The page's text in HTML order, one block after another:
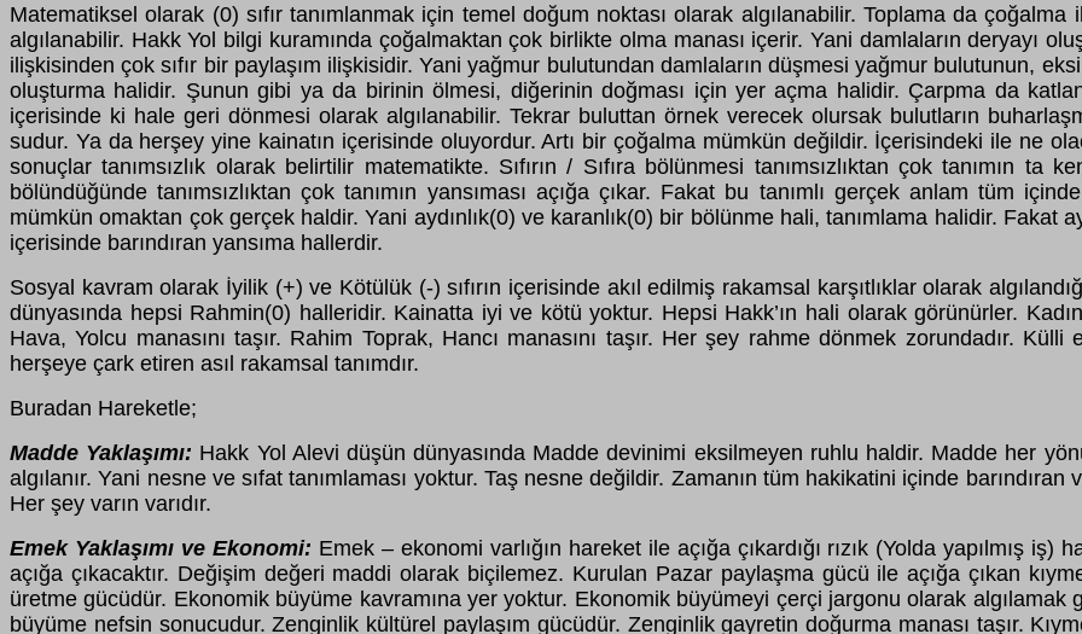
Matematiksel olarak (0) sıfır tanımlanmak için temel doğum noktası olarak algılanabilir. Toplama da
algılanabilir. Hakk Yol bilgi kuramında çoğalmaktan çok birlikte olma manası içerir. Yani damlaların deryayı
ilişkisinden çok sıfır bir paylaşım ilişkisidir. Yani yağmur bulutundan damlaların düşmesi yağmur bulutunun,
oluşturma halidir. Şunun gibi ya da birinin ölmesi, diğerinin doğması için yer açma halidir. Çarpma da
içerisinde ki hale geri dönmesi olarak algılanabilir. Tekrar buluttan örnek verecek olursak bulutların
sudur. Ya da herşey yine kainatın içerisinde oluyordur. Artı bir çoğalma mümkün değildir. İçerisindeki ile ne
sonuçlar tanımsızlık olarak belirtilir matematikte. Sıfırın / Sıfıra bölünmesi tanımsızlıktan çok tanımın ta
bölündüğünde tanımsızlıktan çok tanımın yansıması açığa çıkar. Fakat bu tanımlı gerçek anlam tüm
mümkün omaktan çok gerçek haldir. Yani aydınlık(0) ve karanlık(0) bir bölünme hali, tanımlama halidir. Fakat
içerisinde barındıran yansıma hallerdir.
Sosyal kavram olarak İyilik (+) ve Kötülük (-) sıfırın içerisinde akıl edilmiş rakamsal karşıtlıklar olarak
dünyasında hepsi Rahmin(0) halleridir. Kainatta iyi ve kötü yoktur. Hepsi Hakk’ın hali olarak görünürler.
Hava, Yolcu manasını taşır. Rahim Toprak, Hancı manasını taşır. Her şey rahme dönmek zorundadır.
herşeye çark etiren asıl rakamsal tanımdır.
Buradan Hareketle;
Madde Yaklaşımı: Hakk Yol Alevi düşün dünyasında Madde devinimi eksilmeyen ruhlu haldir. Madde her
algılanır. Yani nesne ve sıfat tanımlaması yoktur. Taş nesne değildir. Zamanın tüm hakikatini içinde
Her şey varın varıdır.
Emek Yaklaşımı ve Ekonomi: Emek – ekonomi varlığın hareket ile açığa çıkardığı rızık (Yolda yapılmış
açığa çıkacaktır. Değişim değeri maddi olarak biçilemez. Kurulan Pazar paylaşma gücü ile açığa çıkan
üretme gücüdür. Ekonomik büyüme kavramına yer yoktur. Ekonomik büyümeyi çerçi jargonu olarak algılamak
büyüme nefsin sonucudur. Zenginlik kültürel paylaşım gücüdür. Zenginlik gayretin doğurma manası taşır.